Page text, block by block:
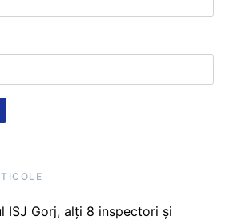
ISJ Gorj, alți 8 inspectori și